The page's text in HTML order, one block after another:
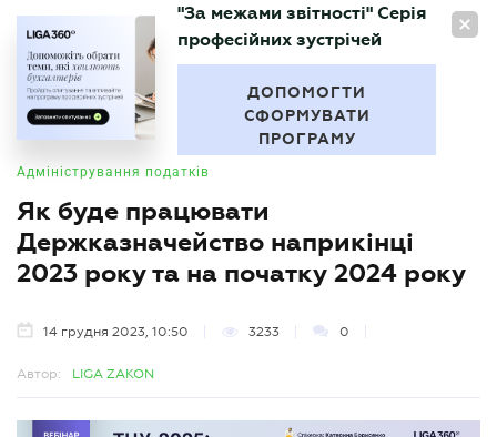
UA
БУХГАЛТЕР
"За межами звітності" Серія
професійних зустрічей
ДОПОМОГТИ
СФОРМУВАТИ
ПРОГРАМУ
Адміністрування податків
Як буде працювати
Держказначейство наприкінці
2023 року та на початку 2024 року
14 грудня 2023, 10:50 3233 0
Автор: LIGA ZAKON